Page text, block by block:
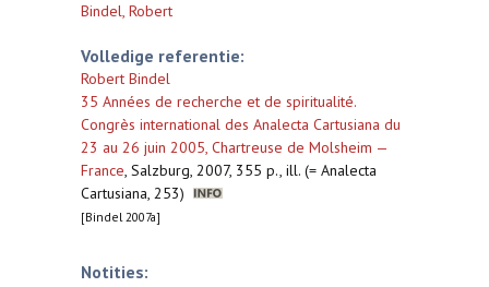
Bindel, Robert
Volledige referentie:
Robert Bindel
35 Années de recherche et de spiritualité.
Congrès international des Analecta Cartusiana du
23 au 26 juin 2005, Chartreuse de Molsheim —
France, Salzburg, 2007, 355 p., ill. (= Analecta
Cartusiana, 253)
[Bindel 2007a]
Notities: